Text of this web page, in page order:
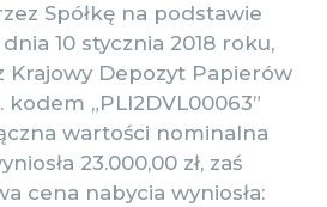
Spółkę na podstawie
10 stycznia 2018 roku,
Krajowy Depozyt Papierów
„PLI2DVL00063”
wartości nominalna
23.000,00 zł, zaś
cena nabycia wyniosła: